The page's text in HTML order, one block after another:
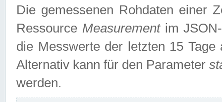
Die gemessenen Rohdaten einer
Ressource Measurementim JSON-
die Messwerte der letzten 15
Alternativ kann für den Parameter
werden.